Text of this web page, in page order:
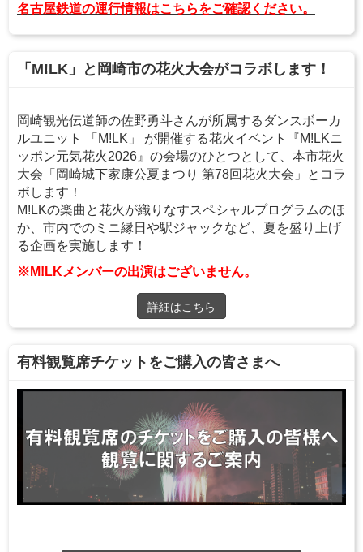
名古屋鉄道の運行情報はこちらをご確認ください。
「M!LK」と岡崎市の花火大会がコラボします！
岡崎観光伝道師の佐野勇斗さんが所属するダンスボーカ
ルユニット 「M!LK」 が開催する花火イベント『M!LKニ
ッポン元気花火2026』の会場のひとつとして、本市花火
大会「岡崎城下家康公夏まつり 第78回花火大会」とコラ
ボします！
M!LKの楽曲と花火が織りなすスペシャルプログラムのほ
か、市内でのミニ縁日や駅ジャックなど、夏を盛り上げ
る企画を実施します！
※M!LKメンバーの出演はございません。
詳細はこちら
有料観覧席チケットをご購入の皆さまへ